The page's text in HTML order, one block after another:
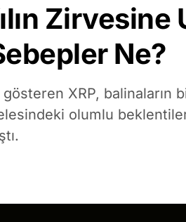
Zirvesine
Ne?
XRP, balinaların
olumlu